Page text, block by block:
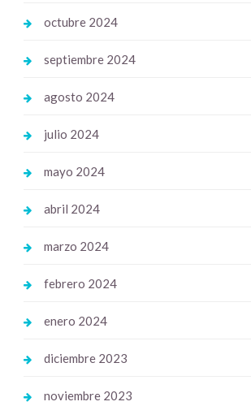
octubre 2024
septiembre 2024
agosto 2024
julio 2024
mayo 2024
abril 2024
marzo 2024
febrero 2024
enero 2024
diciembre 2023
noviembre 2023